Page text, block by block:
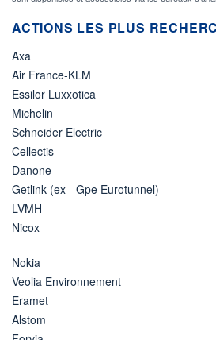
ACTIONS LES PLUS
Axa
Air France-KLM
Essilor Luxxotica
Michelin
Schneider Electric
Cellectis
Danone
Getlink (ex - Gpe Eurotunnel)
LVMH
Nicox
Nokia
Veolia Environnement
Eramet
Alstom